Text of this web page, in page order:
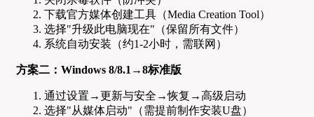
下载官方媒体创建工具（Media Creation Tool）
选择"升级此电脑现在"（保留所有文件）
系统自动安装（约1-2小时，需联网）
方案二：Windows 8/8.1→8标准版
通过设置→更新与安全→恢复→高级启动
选择"从媒体启动"（需提前制作安装U盘）